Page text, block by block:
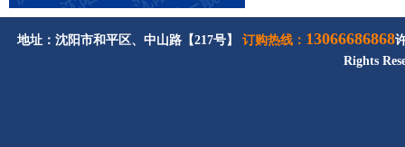
地址：沈阳市和平区、中山路【217号】 订购热线： 13066686868
Rights